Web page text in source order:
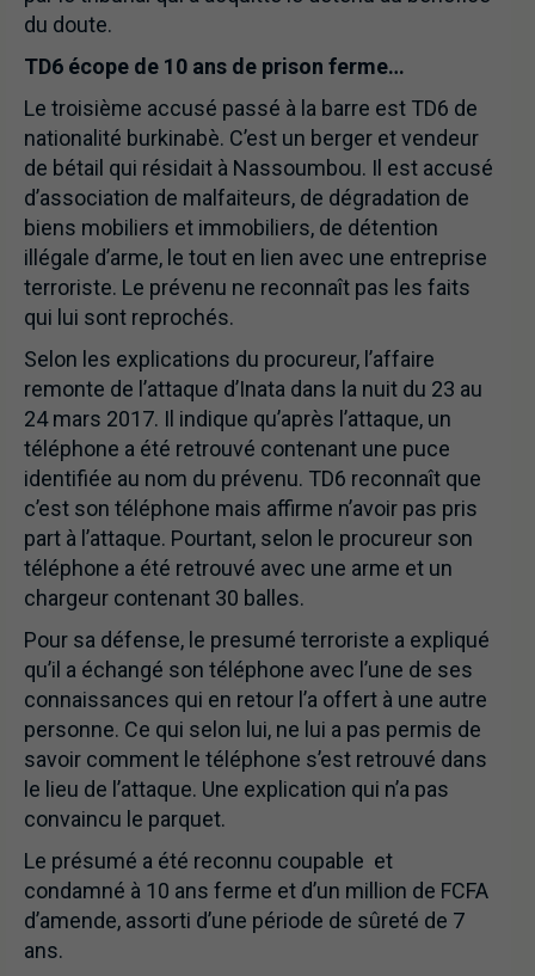
du doute.
TD6 écope de 10 ans de prison ferme…
Le troisième accusé passé à la barre est TD6 de
nationalité burkinabè. C’est un berger et vendeur
de bétail qui résidait à Nassoumbou. Il est accusé
d’association de malfaiteurs, de dégradation de
biens mobiliers et immobiliers, de détention
illégale d’arme, le tout en lien avec une entreprise
terroriste. Le prévenu ne reconnaît pas les faits
qui lui sont reprochés.
Selon les explications du procureur, l’affaire
remonte de l’attaque d’Inata dans la nuit du 23 au
24 mars 2017. Il indique qu’après l’attaque, un
téléphone a été retrouvé contenant une puce
identifiée au nom du prévenu. TD6 reconnaît que
c’est son téléphone mais affirme n’avoir pas pris
part à l’attaque. Pourtant, selon le procureur son
téléphone a été retrouvé avec une arme et un
chargeur contenant 30 balles.
Pour sa défense, le presumé terroriste a expliqué
qu’il a échangé son téléphone avec l’une de ses
connaissances qui en retour l’a offert à une autre
personne. Ce qui selon lui, ne lui a pas permis de
savoir comment le téléphone s’est retrouvé dans
le lieu de l’attaque. Une explication qui n’a pas
convaincu le parquet.
Le présumé a été reconnu coupable et
condamné à 10 ans ferme et d’un million de FCFA
d’amende, assorti d’une période de sûreté de 7
ans.